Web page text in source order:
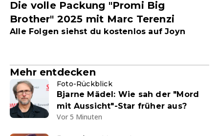
Die volle Packung "Promi Big
Brother" 2025 mit Marc Terenzi
Alle Folgen siehst du kostenlos auf Joyn
Mehr entdecken
Foto-Rückblick
Bjarne Mädel: Wie sah der "Mord
mit Aussicht"-Star früher aus?
Vor 5 Minuten